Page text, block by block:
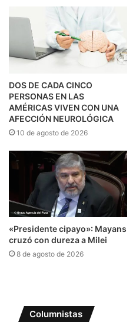
DOS DE CADA CINCO
PERSONAS EN LAS
AMÉRICAS VIVEN CON UNA
AFECCIÓN NEUROLÓGICA
10 de agosto de 2026
«Presidente cipayo»: Mayans
cruzó con dureza a Milei
8 de agosto de 2026
Columnistas